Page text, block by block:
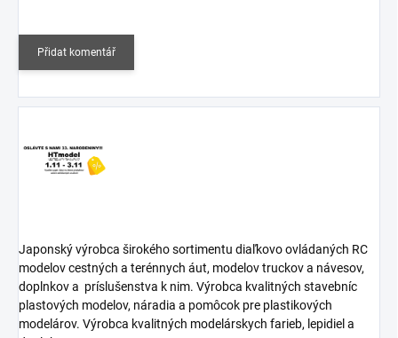
Přidat komentář
Japonský výrobca širokého sortimentu diaľkovo ovládaných RC
modelov cestných a terénnych áut, modelov truckov a návesov,
doplnkov a príslušenstva k nim. Výrobca kvalitných stavebníc
plastových modelov, náradia a pomôcok pre plastikových
modelárov. Výrobca kvalitných modelárskych farieb, lepidiel a